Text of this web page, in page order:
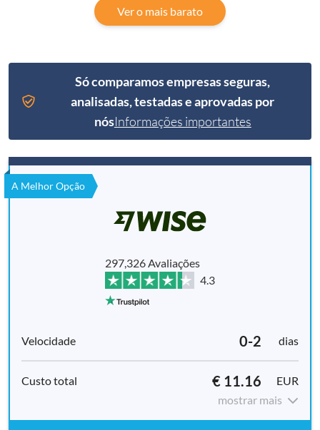
Ver o mais barato
Só comparamos empresas seguras,
analisadas, testadas e aprovadas por
nósInformações importantes
A Melhor Opção
297,326 Avaliações
4.3
0-2 dias
€ 11.16
EUR
mostrar mais